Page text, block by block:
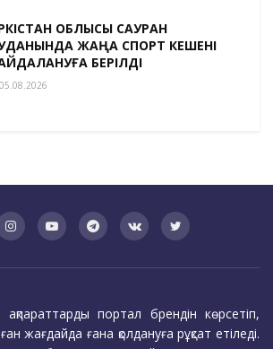
ОБЛЫСЫ САУРАН
ЖАҢА СПОРТ КЕШЕНІ
БЕРІЛДІ
05.08.2026
портал брендін көрсетіп,
жағдайда ғана қолдануға рұқсат етіледі.